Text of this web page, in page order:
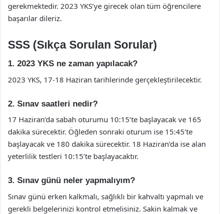
gerekmektedir. 2023 YKS’ye girecek olan tüm öğrencilere
başarılar dileriz.
SSS (Sıkça Sorulan Sorular)
1. 2023 YKS ne zaman yapılacak?
2023 YKS, 17-18 Haziran tarihlerinde gerçekleştirilecektir.
2. Sınav saatleri nedir?
17 Haziran’da sabah oturumu 10:15’te başlayacak ve 165
dakika sürecektir. Öğleden sonraki oturum ise 15:45’te
başlayacak ve 180 dakika sürecektir. 18 Haziran’da ise alan
yeterlilik testleri 10:15’te başlayacaktır.
3. Sınav günü neler yapmalıyım?
Sınav günü erken kalkmalı, sağlıklı bir kahvaltı yapmalı ve
gerekli belgelerinizi kontrol etmelisiniz. Sakin kalmak ve